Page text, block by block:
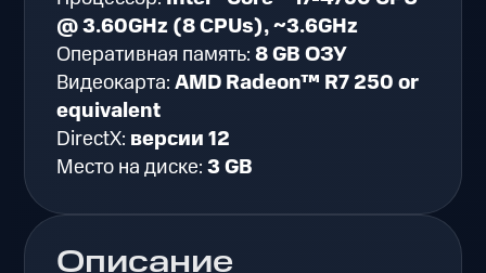
Описание
@ 3.60GHz (8 CPUs), ~3.6GHz
Оперативная память:8 GB ОЗУ
Видеокарта:AMD Radeon™ R7 250 or
equivalent
DirectX: версии 12
Место на диске:3 GB